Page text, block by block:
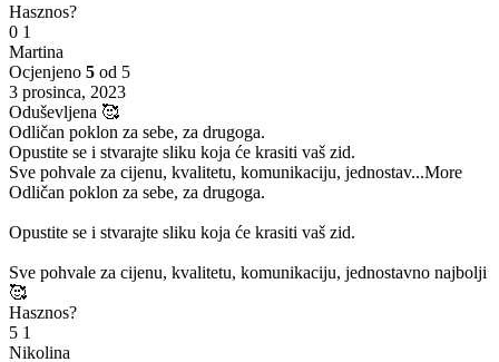
Hasznos?
0 1
Martina
Ocjenjeno 5 od 5
3 prosinca, 2023
Oduševljena 🥰
Odličan poklon za sebe, za drugoga.
Opustite se i stvarajte sliku koja će krasiti vaš zid.
Sve pohvale za cijenu, kvalitetu, komunikaciju, jednostav...More
Odličan poklon za sebe, za drugoga.
Opustite se i stvarajte sliku koja će krasiti vaš zid.
Sve pohvale za cijenu, kvalitetu, komunikaciju, jednostavno najbolji
🥰
Hasznos?
5 1
Nikolina